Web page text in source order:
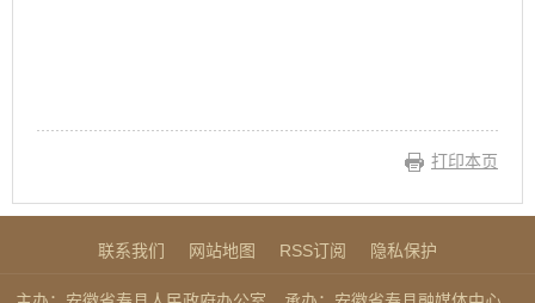
打印本页
联系我们 网站地图 RSS订阅 隐私保护